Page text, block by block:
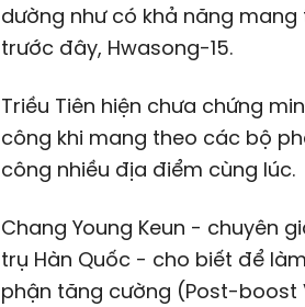
dường như có khả năng mang
trước đây, Hwasong-15.
Triều Tiên hiện chưa chứng
công khi mang theo các bộ
công nhiều địa điểm cùng lúc.
Chang Young Keun - chuyên
trụ Hàn Quốc - cho biết để
phận tăng cường (Post-boost